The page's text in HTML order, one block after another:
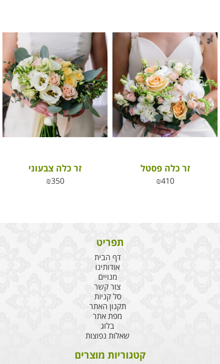
זר כלה פסטל
₪410
זר כלה צבעוני
₪350
תפריט
דף הבית
אודותינו
מנויים
צור קשר
סל קניות
תקנון האתר
מפת אתר
בלוג
שאלות נפוצות
קטגוריות מוצרים